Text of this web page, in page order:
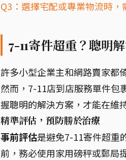
Q3：選擇宅配或專業物流時，
7-11寄件超重？聰明
許多小型企業主和網路賣家都
然而，7-11店到店服務單件包
握聰明的解決方案，才能在維
精準評估，預防勝於治療
事前評估是避免7-11寄件超重
前，務必使用家用磅秤或郵局